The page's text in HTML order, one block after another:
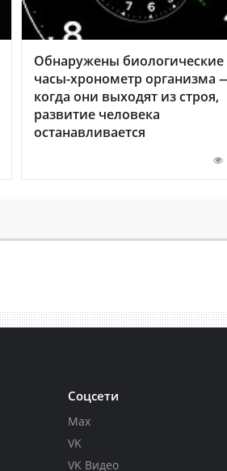
Обнаружены биологические
часы-хронометр организма
когда они выходят из строя,
развитие человека
останавливается
Соцсети
Max
VK
VK Видео